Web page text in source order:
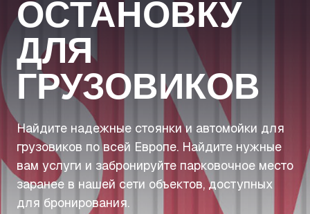
ОСТАНОВКУ
ДЛЯ
ГРУЗОВИКОВ
Найдите надежные стоянки и автомойки для
грузовиков по всей Европе. Найдите нужные
вам услуги и забронируйте парковочное место
заранее в нашей сети объектов, доступных
для бронирования.